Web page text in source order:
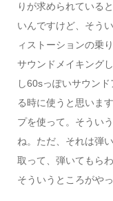
りが求められている
いんですけど、そう
ィストーションの乗
サウンドメイキング
し60sっぽいサウン
る時に使うと思いま
プを使って。そうい
ね。ただ、それは弾
取って、弾いてもら
そういうところがや